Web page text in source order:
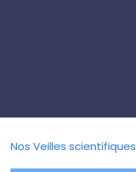
Nos Veilles scientifiques